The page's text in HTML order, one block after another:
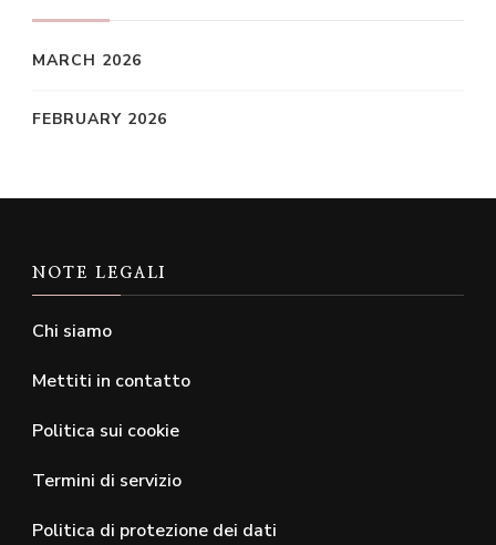
MARCH 2026
FEBRUARY 2026
NOTE LEGALI
Chi siamo
Mettiti in contatto
Politica sui cookie
Termini di servizio
Politica di protezione dei dati